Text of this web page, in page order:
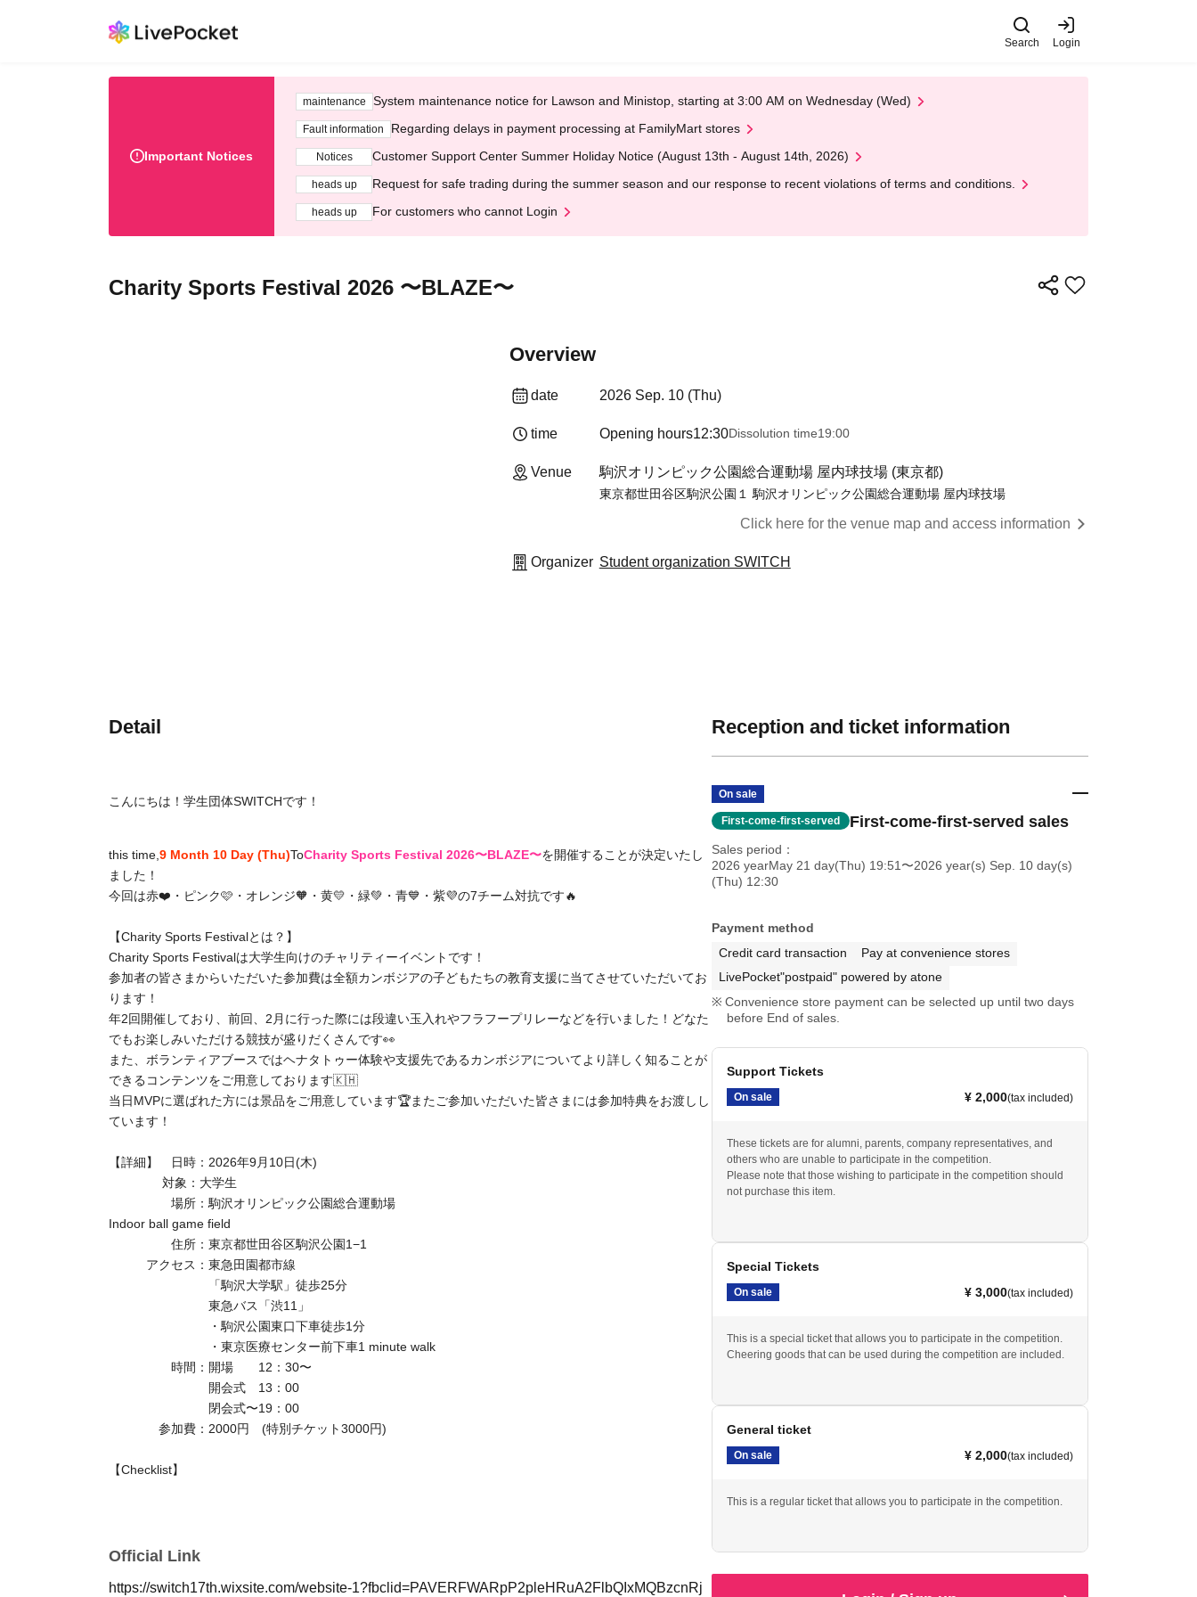
Search Login
Important Notices
maintenance System maintenance notice for Lawson and Ministop, starting at 3:00 AM on Wednesday (Wed)
Fault information Regarding delays in payment processing at FamilyMart stores
Notices Customer Support Center Summer Holiday Notice (August 13th - August 14th, 2026)
heads up Request for safe trading during the summer season and our response to recent violations of terms and conditions.
heads up For customers who cannot Login
Charity Sports Festival 2026 〜BLAZE〜
Overview
date 2026 Sep. 10 (Thu)
time Opening hours12:30Dissolution time19:00
Venue 駒沢オリンピック公園総合運動場 屋内球技場 (東京都)
東京都世田谷区駒沢公園１ 駒沢オリンピック公園総合運動場 屋内球技場
Click here for the venue map and access information
Organizer Student organization SWITCH
Detail
こんにちは！学生団体SWITCHです！
this time,9 Month 10 Day (Thu)ToCharity Sports Festival 2026〜BLAZE〜を開催することが決定いたし
ました！
今回は赤❤️・ピンク🩷・オレンジ🧡・黄💛・緑💚・青💙・紫💜の7チーム対抗です🔥
【Charity Sports Festivalとは？】
Charity Sports Festivalは大学生向けのチャリティーイベントです！
参加者の皆さまからいただいた参加費は全額カンボジアの子どもたちの教育支援に当てさせていただいてお
ります！
年2回開催しており、前回、2月に行った際には段違い玉入れやフラフープリレーなどを行いました！どなた
でもお楽しみいただける競技が盛りだくさんです👀
また、ボランティアブースではヘナタトゥー体験や支援先であるカンボジアについてより詳しく知ることが
できるコンテンツをご用意しております🇰🇭
当日MVPに選ばれた方には景品をご用意しています🏆またご参加いただいた皆さまには参加特典をお渡しし
ています！
【詳細】 日時：2026年9月10日(木)
対象：大学生
場所：駒沢オリンピック公園総合運動場
Indoor ball game field
住所：東京都世田谷区駒沢公園1−1
アクセス：東急田園都市線
「駒沢大学駅」徒歩25分
東急バス「渋11」
・駒沢公園東口下車徒歩1分
・東京医療センター前下車1 minute walk
時間：開場 12：30〜
開会式 13：00
閉会式〜19：00
参加費：2000円 (特別チケット3000円)
【Checklist】
Official Link
https://switch17th.wixsite.com/website-1?fbclid=PAVERFWARpP2pleHRuA2FlbQIxMQBzcnRj
Reception and ticket information
On sale
First-come-first-served First-come-first-served sales
Sales period
2026 yearMay 21 day(Thu) 19:51 〜2026 year(s) Sep. 10 day(s)
(Thu) 12:30
Payment method
Credit card transaction
Pay at convenience stores
LivePocket"postpaid" powered by atone
Convenience store payment can be selected up until two days
before End of sales.
Support Tickets
On sale ¥ 2,000(tax included)
These tickets are for alumni, parents, company representatives, and
others who are unable to participate in the competition.
Please note that those wishing to participate in the competition should
not purchase this item.
Special Tickets
On sale ¥ 3,000(tax included)
This is a special ticket that allows you to participate in the competition.
Cheering goods that can be used during the competition are included.
General ticket
On sale ¥ 2,000(tax included)
This is a regular ticket that allows you to participate in the competition.